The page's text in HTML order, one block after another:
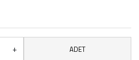
+ ADET